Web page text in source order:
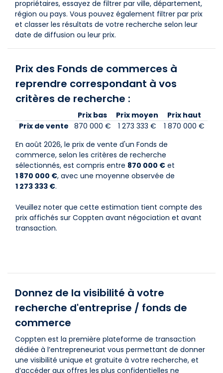
propriétaires, essayez de filtrer par ville, département,
région ou pays. Vous pouvez également filtrer par prix
et classer les résultats de votre recherche selon leur
date de diffusion ou leur prix.
Prix des Fonds de commerces à
reprendre correspondant à vos
critères de recherche :
Prix bas Prix moyen
Prix haut
Prix de vente 870 000 € 1 273 333 €
1 870 000 €
En août 2026, le prix de vente d'un Fonds de
commerce, selon les critères de recherche
sélectionnés, est compris entre 870 000 € et
1 870 000 €, avec une moyenne observée de
1 273 333 €.
Veuillez noter que cette estimation tient compte des
prix affichés sur Coppten avant négociation et avant
transaction.
Donnez de la visibilité à votre
recherche d'entreprise / fonds de
commerce
Coppten est la première plateforme de transaction
dédiée à l’entrepreneuriat vous permettant de donner
une visibilité unique et gratuite à votre recherche, et
d’accéder aux offres les plus confidentielles ne